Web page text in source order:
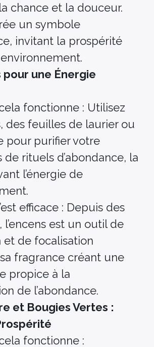
chance et la douceur.
un symbole
invitant la prospérité
pour une Énergie
fonctionne : Utilisez
des feuilles de laurier ou
pour purifier votre
de rituels d’abondance, la
l’énergie de
efficace : Depuis des
l’encens est un outil de
et de focalisation
fragrance créant une
propice à la
de l’abondance.
et Bougies Vertes :
fonctionne :